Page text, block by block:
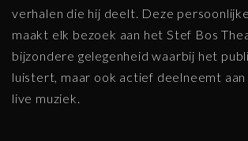
verhalen die hij deelt. Deze
maakt elk bezoek aan het Stef Bos
bijzondere gelegenheid waarbij het
luistert, maar ook actief deelneemt aan
live muziek.